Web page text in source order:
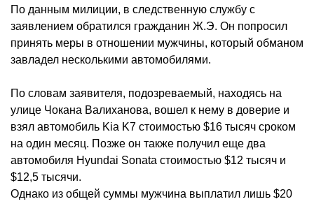
По данным милиции, в следственную службу с
заявлением обратился гражданин Ж.Э. Он попросил
принять меры в отношении мужчины, который обманом
завладел несколькими автомобилями.
По словам заявителя, подозреваемый, находясь на
улице Чокана Валиханова, вошел к нему в доверие и
взял автомобиль Kia K7 стоимостью $16 тысяч сроком
на один месяц. Позже он также получил еще два
автомобиля Hyundai Sonata стоимостью $12 тысяч и
$12,5 тысячи.
Однако из общей суммы мужчина выплатил лишь $20